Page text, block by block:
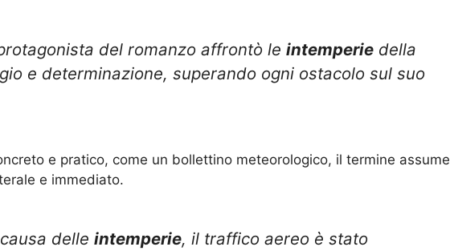
del romanzo affrontò le intemperie della
e determinazione, superando ogni ostacolo sul suo
e pratico, come un bollettino meteorologico, il termine assume
e immediato.
delle intemperie, il traffico aereo è stato